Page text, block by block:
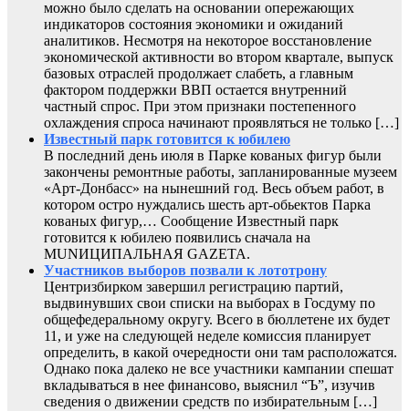
можно было сделать на основании опережающих
индикаторов состояния экономики и ожиданий
аналитиков. Несмотря на некоторое восстановление
экономической активности во втором квартале, выпуск
базовых отраслей продолжает слабеть, а главным
фактором поддержки ВВП остается внутренний
частный спрос. При этом признаки постепенного
охлаждения спроса начинают проявляться не только […]
Известный парк готовится к юбилею
В последний день июля в Парке кованых фигур были
закончены ремонтные работы, запланированные музеем
«Арт-Донбасс» на нынешний год. Весь объем работ, в
котором остро нуждались шесть арт-обьектов Парка
кованых фигур,… Сообщение Известный парк
готовится к юбилею появились сначала на
MUNИЦИПАЛЬНАЯ GAZЕТА.
Участников выборов позвали к лототрону
Центризбирком завершил регистрацию партий,
выдвинувших свои списки на выборах в Госдуму по
общефедеральному округу. Всего в бюллетене их будет
11, и уже на следующей неделе комиссия планирует
определить, в какой очередности они там расположатся.
Однако пока далеко не все участники кампании спешат
вкладываться в нее финансово, выяснил “Ъ”, изучив
сведения о движении средств по избирательным […]